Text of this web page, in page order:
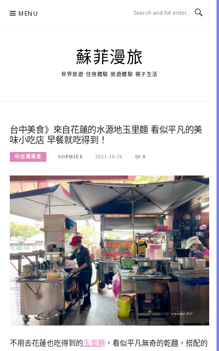
MENU
蘇菲漫旅
世界旅遊 住宿體驗 旅遊體驗 親子生活
台中美食》來自花蓮的水源地玉里麵 看似平凡的美
味小吃店 早餐就吃得到！
中台灣美食 SOPHIEE 2021-10-26 0
不用去花蓮也吃得到的玉里麵 ，看似平凡無奇的乾麵，搭配的